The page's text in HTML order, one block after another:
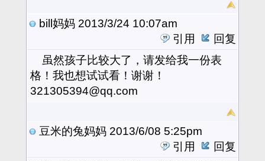
bill妈妈 2013/3/24 10:07am
引用
回复
虽然孩子比较大了，请发给我一份表
格！我也想试试看！谢谢！
321305394@qq.com
豆米的兔妈妈 2013/6/08 5:25pm
引用
回复